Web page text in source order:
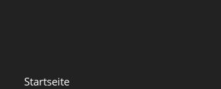
Startseite